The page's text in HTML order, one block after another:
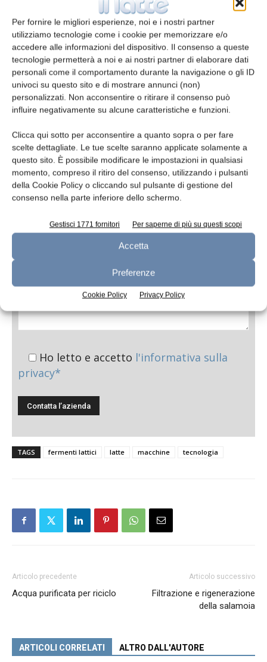
Per fornire le migliori esperienze, noi e i nostri partner
utilizziamo tecnologie come i cookie per memorizzare e/o
accedere alle informazioni del dispositivo. Il consenso a queste
tecnologie permetterà a noi e ai nostri partner di elaborare dati
personali come il comportamento durante la navigazione o gli ID
univoci su questo sito e di mostrare annunci (non)
personalizzati. Non acconsentire o ritirare il consenso può
influire negativamente su alcune caratteristiche e funzioni.
Clicca qui sotto per acconsentire a quanto sopra o per fare
scelte dettagliate. Le tue scelte saranno applicate solamente a
questo sito. È possibile modificare le impostazioni in qualsiasi
momento, compreso il ritiro del consenso, utilizzando i pulsanti
della Cookie Policy o cliccando sul pulsante di gestione del
consenso nella parte inferiore dello schermo.
Gestisci 1771 fornitori Per saperne di più su questi scopi
Accetta
Preferenze
Cookie Policy Privacy Policy
Telefono
Oggetto
Messaggio
Ho letto e accetto l'informativa sulla
privacy*
TAGS fermenti lattici latte macchine tecnologia
Articolo precedente
Acqua purificata per riciclo
Articolo successivo
Filtrazione e rigenerazione
della salamoia
ARTICOLI CORRELATI ALTRO DALL'AUTORE